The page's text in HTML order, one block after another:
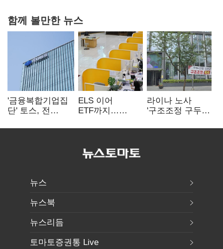
함께 볼만한 뉴스
'금융복합기업집
단' 토스, 전
표준화
ELS 이어
ETF까지…
제동 걸린 은행
라이나 노사
'구조조정 구두
뉴스
뉴스북
뉴스리듬
토마토증권통 Live